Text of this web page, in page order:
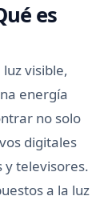
es
visible,
energía
no solo
digitales
y televisores.
a la luz